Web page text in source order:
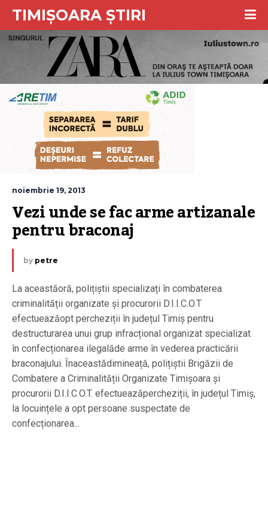
TIMIȘOARA ȘTIRI
noiembrie 19, 2013
Vezi unde se fac arme artizanale
pentru braconaj
by petre
La aceastăoră, polițiștii specializați în combaterea
criminalității organizate și procurorii D.I.I.C.O.T
efectueazăopt percheziții în județul Timiș pentru
destructurarea unui grup infracțional organizat specializat
în confecționarea ilegalăde arme în vederea practicării
braconajului. Înaceastădimineață, polițiștii Brigăzii de
Combatere a Criminalității Organizate Timișoara și
procurorii D.I.I.C.O.T. efectueazăpercheziții, în județul Timiș,
la locuințele a opt persoane suspectate de
confecționarea...